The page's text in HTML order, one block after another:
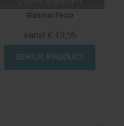
Rietmat Ferto
vanaf € 19,95
BEKIJK PRODUCT